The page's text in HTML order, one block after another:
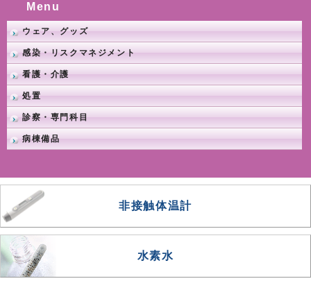
Menu
ウェア、グッズ
感染・リスクマネジメント
看護・介護
処置
診察・専門科目
病棟備品
非接触体温計
水素水